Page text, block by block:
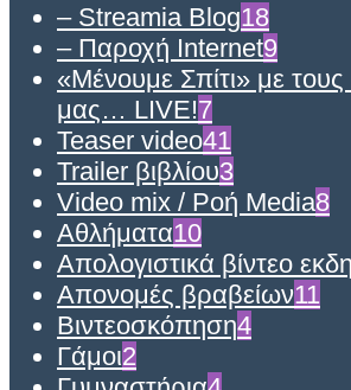
– Streamia Blog18
– Παροχή Internet9
«Μένουμε Σπίτι» με
μας… LIVE!7
Teaser video41
Trailer βιβλίου3
Video mix / Ροή Media8
Αθλήματα10
Απολογιστικά βίντεο
Απονομές βραβείων11
Βιντεοσκόπηση4
Γάμοι2